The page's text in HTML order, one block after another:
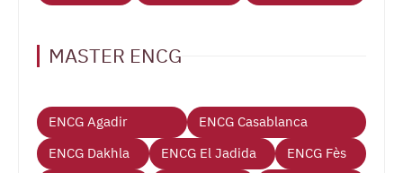
MASTER ENCG
ENCG Agadir
ENCG Casablanca
ENCG Dakhla
ENCG El Jadida
ENCG Fès